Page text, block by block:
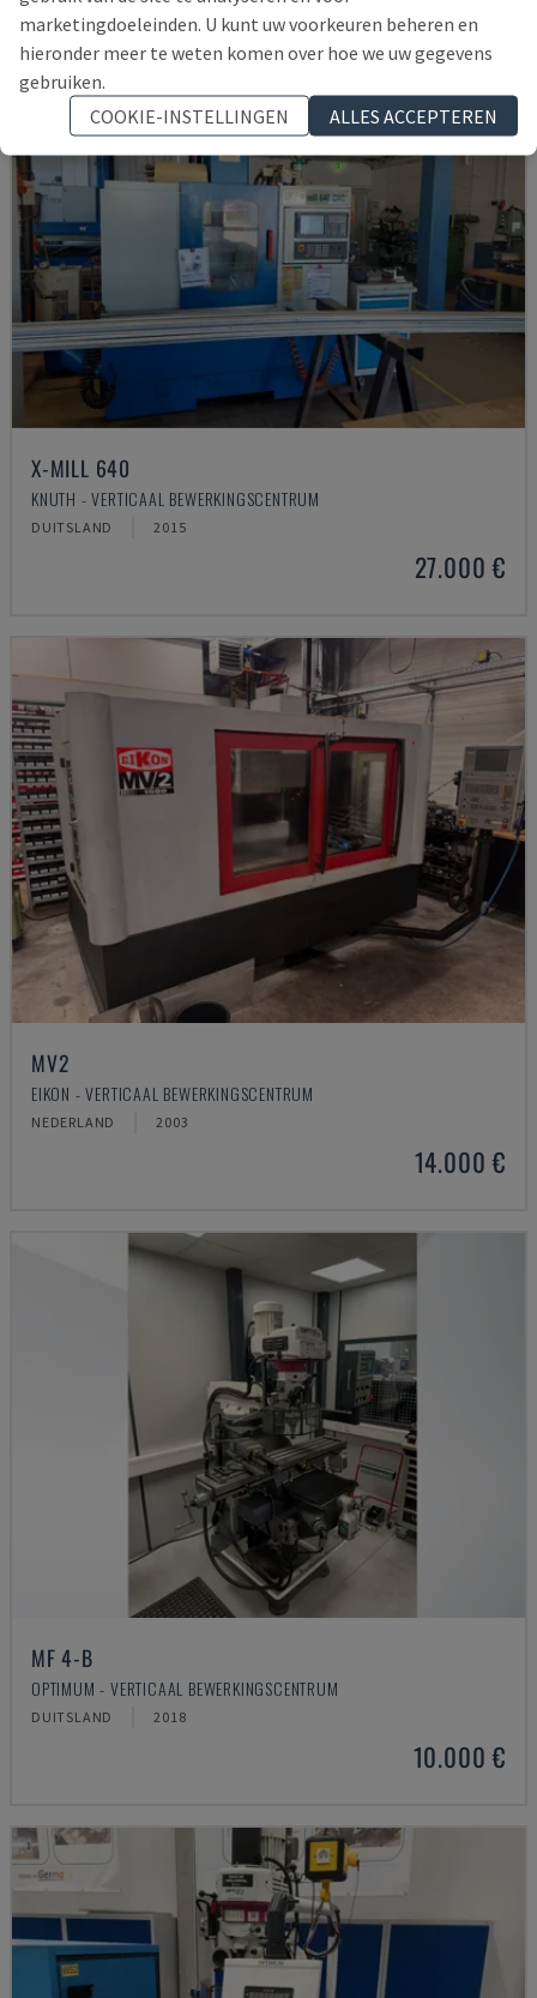
X-MILL 640
KNUTH - VERTICAAL BEWERKINGSCENTRUM
DUITSLAND 2015
27.000 €
MV2
EIKON - VERTICAAL BEWERKINGSCENTRUM
NEDERLAND 2003
14.000 €
MF 4-B
OPTIMUM - VERTICAAL BEWERKINGSCENTRUM
DUITSLAND 2018
10.000 €
marketingdoeleinden. U kunt uw voorkeuren beheren en
hieronder meer te weten komen over hoe we uw gegevens
gebruiken.
COOKIE-INSTELLINGEN
ALLES ACCEPTEREN